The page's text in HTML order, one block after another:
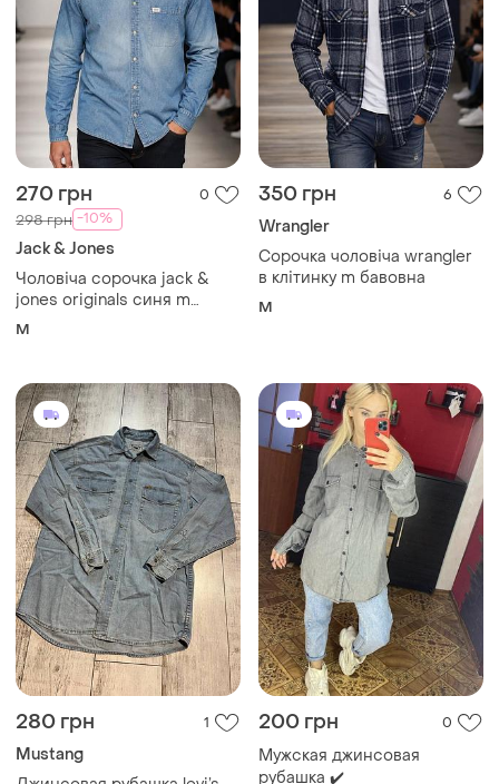
270 грн 0
298 грн -10%
Jack & Jones
Чоловіча сорочка jack &
jones originals синя m
бавовна
M
350 грн 6
Wrangler
Сорочка чоловіча wrangler
в клітинку m бавовна
M
280 грн 1
Mustang
200 грн 0
Мужская джинсовая
рубашка ✔️